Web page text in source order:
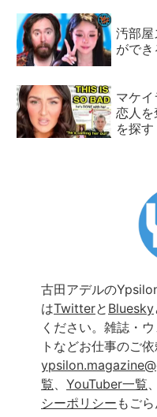
汚部
がで
マケ
恋人
を探す
古田アデルの
はTwitterと Bluesky
ください。雑誌・
トなどお仕事のご
覧、 YouTuber一覧、
シーポリシー もごら